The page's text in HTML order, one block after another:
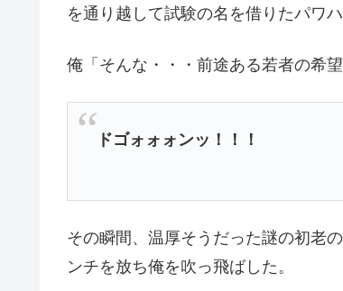
を通り越して試験の名を借りたパワハ
俺「そんな・・・前途ある若者の希
ドゴォォォンッ！！！
その瞬間、温厚そうだった謎の初老
ンチを放ち俺を吹っ飛ばした。